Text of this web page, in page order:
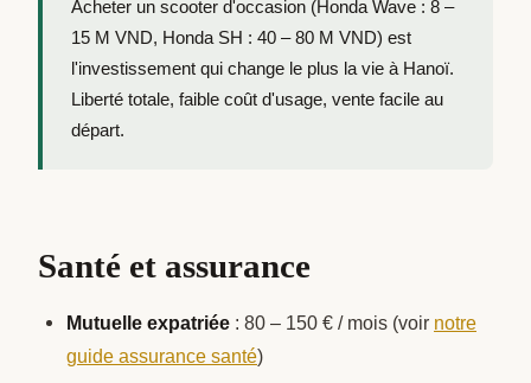
Acheter un scooter d'occasion (Honda Wave : 8 –
15 M VND, Honda SH : 40 – 80 M VND) est
l'investissement qui change le plus la vie à Hanoï.
Liberté totale, faible coût d'usage, vente facile au
départ.
Santé et assurance
Mutuelle expatriée : 80 – 150 € / mois (voir notre
guide assurance santé)